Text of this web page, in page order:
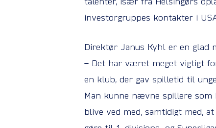
talenter, især fra Helsingørs
investorgruppes kontakter i
Direktør Janus Kyhl er en glad
– Det har været meget vigtigt
en klub, der gav spilletid til
Man kunne nævne spillere som
blive ved med, samtidigt med,